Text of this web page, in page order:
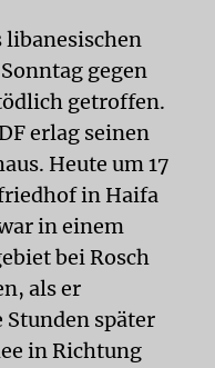
libanesischen
gegen
getroffen.
erlag seinen
Heute um 17
in Haifa
in einem
bei Rosch
als er
Stunden später
in Richtung